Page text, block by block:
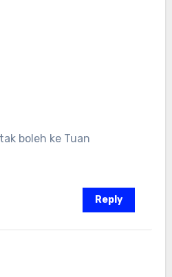
boleh ke Tuan
Reply